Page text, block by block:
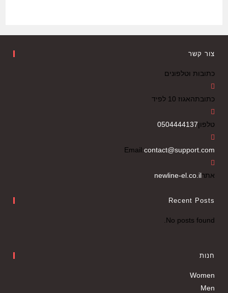
צור קשר
כתובות וטלפונים
כתובתהאגוז 10 לפיד
טלפון0504444137
Email:contact@support.com
אתרnewline-el.co.il
Recent Posts
No posts found.
חנות
Women
Men